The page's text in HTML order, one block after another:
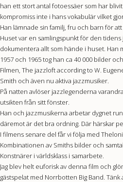
han ett stort antal fotoessäer som har
kompromiss inte i hans vokabulär vilket
Han lämnade sin familj, fru och barn för att
Huset var en samlingspunkt för den
dokumentera allt som hände i huset.
1957 och 1965 tog han ca 40 000 bilder
Filmen, The jazzloft according to W.
Smith och även nu aktiva jazzmusiker.
På natten avlöser jazzlegenderna
utsikten från sitt fönster.
Han och jazzmusikerna arbetar dygnet
däremot är det bra ordning. Där härskar
I filmens senare del får vi följa med
Kombinationen av Smiths bilder och
Konstnärer i världsklass i samarbete.
Jag blev helt euforisk av denna film och
gästspelat med Norrbotten Big Band.